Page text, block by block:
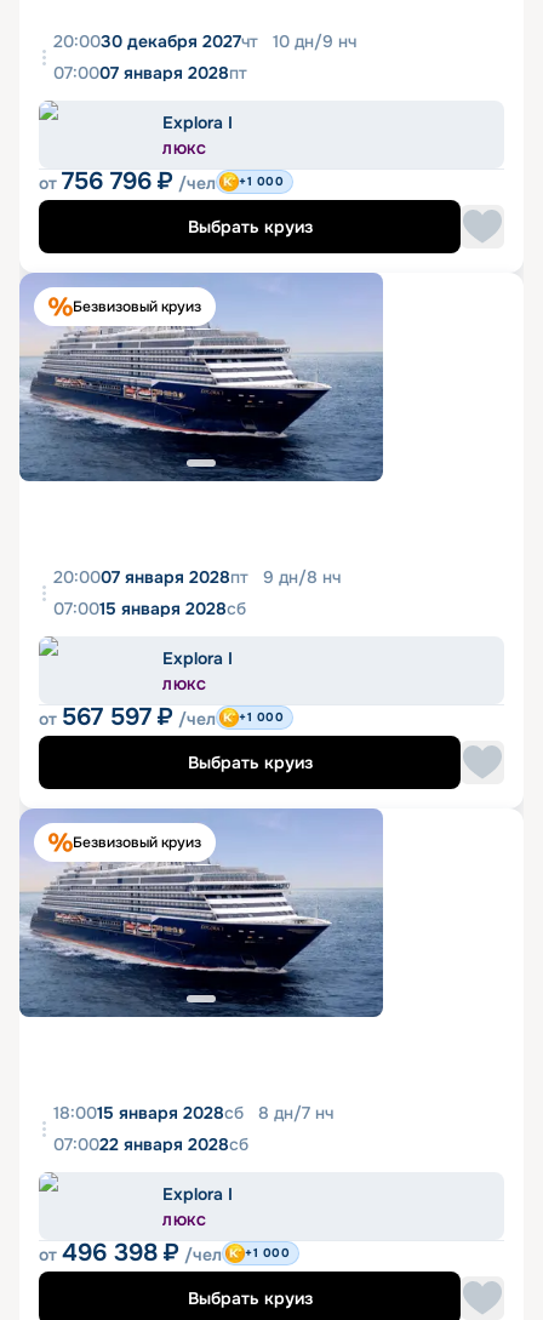
20:0030 декабря 2027чт 10 дн/9 нч
07:0007 января 2028пт
Explora I
ЛЮКС
от 756 796 ₽ /чел +1 000
Выбрать круиз
Безвизовый круиз
20:0007 января 2028пт 9 дн/8 нч
07:0015 января 2028сб
Explora I
ЛЮКС
от 567 597 ₽ /чел +1 000
Выбрать круиз
Безвизовый круиз
18:0015 января 2028сб 8 дн/7 нч
07:0022 января 2028сб
Explora I
ЛЮКС
от 496 398 ₽ /чел +1 000
Выбрать круиз